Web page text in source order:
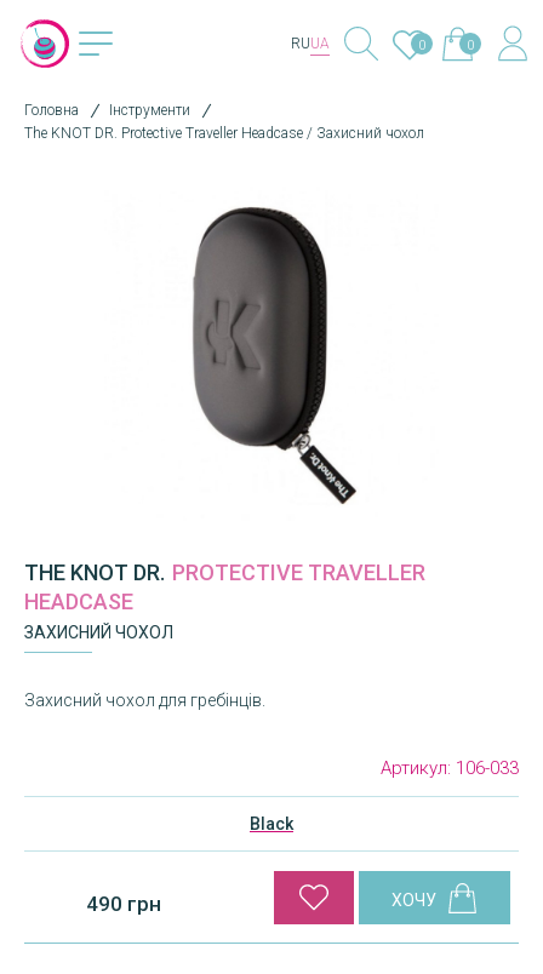
RUUA 0 0
Головна
Інструменти
The KNOT DR. Protective Traveller Headcase / Захисний чохол
THE KNOT DR. PROTECTIVE TRAVELLER
HEADCASE
ЗАХИСНИЙ ЧОХОЛ
Захисний чохол для гребінців.
Артикул: 106-033
Black
490 грн